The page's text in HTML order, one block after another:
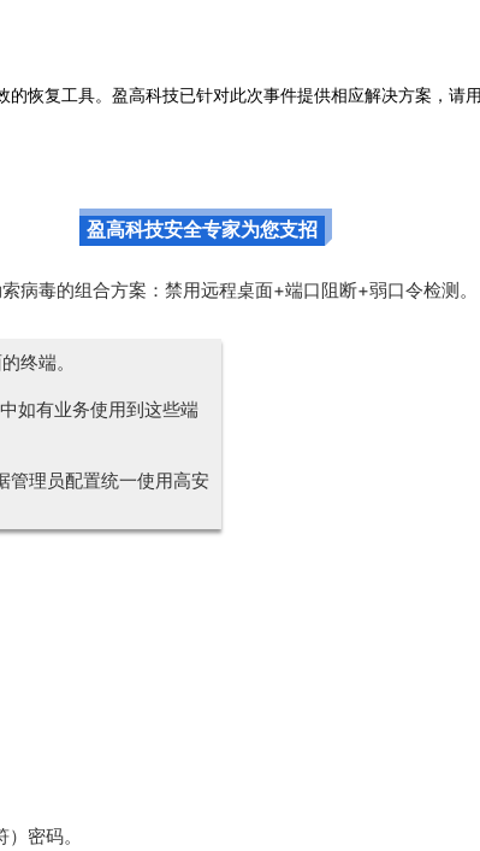
恢复工具。盈高科技已针对此次事件提供相应解决方案，请
盈高科技安全专家为您支招
毒的组合方案：禁用远程桌面+端口阻断+弱口令检测。
终端。
如有业务使用到这些端
管理员配置统一使用高安
密码。